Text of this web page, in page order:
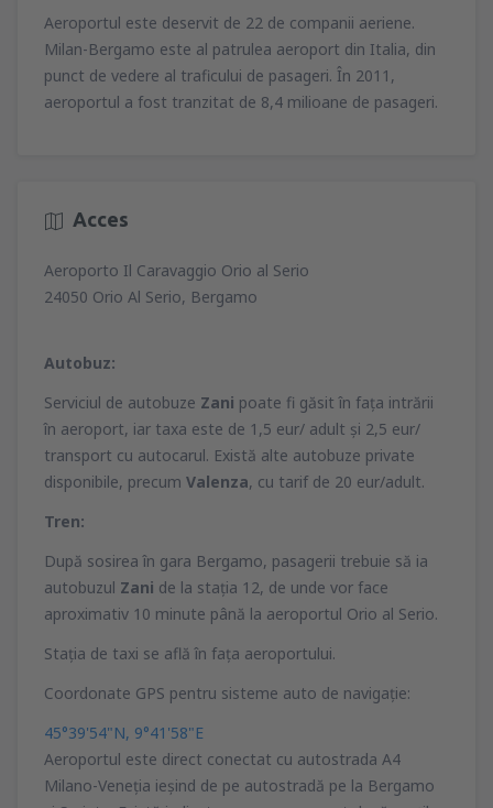
Aeroportul este deservit de 22 de companii aeriene.
Milan-Bergamo este al patrulea aeroport din Italia, din
punct de vedere al traficului de pasageri. În 2011,
aeroportul a fost tranzitat de 8,4 milioane de pasageri.
Acces
Aeroporto Il Caravaggio Orio al Serio
24050 Orio Al Serio, Bergamo
Autobuz:
Serviciul de autobuze Zani poate fi găsit în faţa intrării
în aeroport, iar taxa este de 1,5 eur/ adult şi 2,5 eur/
transport cu autocarul. Există alte autobuze private
disponibile, precum Valenza, cu tarif de 20 eur/adult.
Tren:
După sosirea în gara Bergamo, pasagerii trebuie să ia
autobuzul Zani de la staţia 12, de unde vor face
aproximativ 10 minute până la aeroportul Orio al Serio.
Staţia de taxi se află în faţa aeroportului.
Coordonate GPS pentru sisteme auto de navigaţie:
45°39'54"N, 9°41'58"E
Aeroportul este direct conectat cu autostrada A4
Milano-Veneţia ieşind de pe autostradă pe la Bergamo